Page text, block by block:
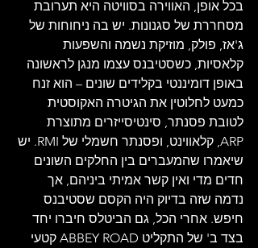
בכל אופן, האווירה בסוויטה היא תערובת
מסחררת של סגנונות. יש בה ניחוחות של
ג'אז, פולק, מוזיקת נשמה והשפעות
קלאסיות, כשסטיבנס עצמו מנגן לראשונה
באופן דומיננטי בקלידים שונים – הוא זנח
כמעט לחלוטין את הגיטרה האקוסטית
לטובת פסנתר, סינטיסייזרים מתוצרת
ARP, קלאווינט, ופסנתר חשמלי של RMI. יש
שיאמרו שהמעברים בין החלקים השונים
חדים מדי ואין קשר אמיתי ביניהם, אך
נדמה שזה בדיוק היה הקסם שסטיבנס
חיפש. אחרי הכל, גם הביטלס חיברו יחד
בצד ב' של התקליט ABBEY ROAD קטעי